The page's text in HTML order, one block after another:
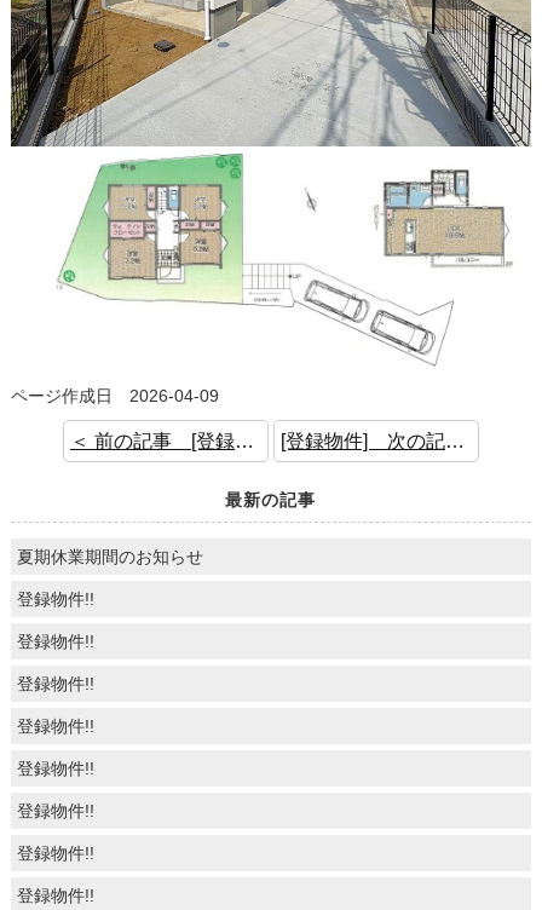
ページ作成日 2026-04-09
＜ 前の記事 [登録物件!!] [登録物件] 次の記事 ＞
最新の記事
夏期休業期間のお知らせ
登録物件!!
登録物件!!
登録物件!!
登録物件!!
登録物件!!
登録物件!!
登録物件!!
登録物件!!